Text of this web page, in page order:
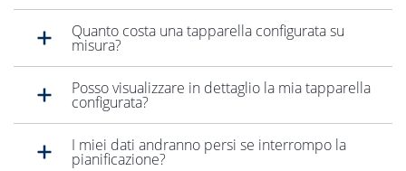
Quanto costa una tapparella configurata su
misura?
Posso visualizzare in dettaglio la mia tapparella
configurata?
I miei dati andranno persi se interrompo la
pianificazione?